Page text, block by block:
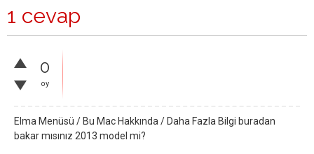
1 cevap
0
oy
Elma Menüsü / Bu Mac Hakkında / Daha Fazla Bilgi buradan
bakar mısınız 2013 model mi?